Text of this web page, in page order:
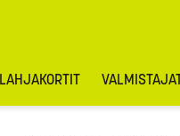
LAHJAKORTIT VALMISTAJAT